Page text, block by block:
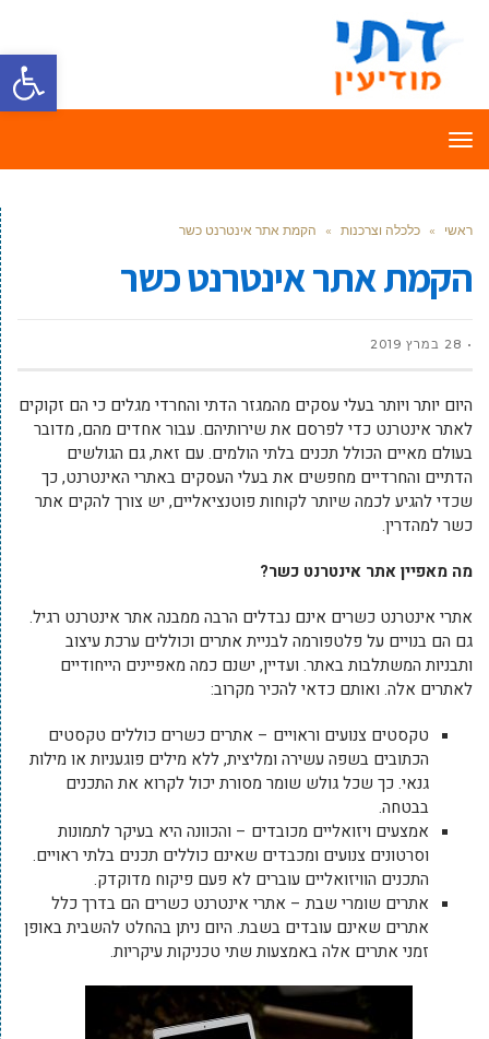
פתח
תפריט
ראשי » כלכלה וצרכנות » הקמת אתר אינטרנט כשר
הקמת אתר אינטרנט כשר
28 במרץ 2019
היום יותר ויותר בעלי עסקים מהמגזר הדתי והחרדי מגלים כי הם זקוקים
לאתר אינטרנט כדי לפרסם את שירותיהם. עבור אחדים מהם, מדובר
בעולם מאיים הכולל תכנים בלתי הולמים. עם זאת, גם הגולשים
הדתיים והחרדיים מחפשים את בעלי העסקים באתרי האינטרנט, כך
שכדי להגיע לכמה שיותר לקוחות פוטנציאליים, יש צורך להקים אתר
כשר למהדרין.
מה מאפיין אתר אינטרנט כשר?
אתרי אינטרנט כשרים אינם נבדלים הרבה ממבנה אתר אינטרנט רגיל.
גם הם בנויים על פלטפורמה לבניית אתרים וכוללים ערכת עיצוב
ותבניות המשתלבות באתר. ועדיין, ישנם כמה מאפיינים הייחודיים
לאתרים אלה. ואותם כדאי להכיר מקרוב:
טקסטים צנועים וראויים – אתרים כשרים כוללים טקסטים
הכתובים בשפה עשירה ומליצית, ללא מילים פוגעניות או מילות
גנאי. כך שכל גולש שומר מסורת יכול לקרוא את התכנים
בבטחה.
אמצעים ויזואליים מכובדים – והכוונה היא בעיקר לתמונות
וסרטונים צנועים ומכבדים שאינם כוללים תכנים בלתי ראויים.
התכנים הוויזואליים עוברים לא פעם פיקוח מדוקדק.
אתרים שומרי שבת – אתרי אינטרנט כשרים הם בדרך כלל
אתרים שאינם עובדים בשבת. היום ניתן בהחלט להשבית באופן
זמני אתרים אלה באמצעות שתי טכניקות עיקריות.